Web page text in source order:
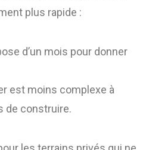
plus rapide :
d’un mois pour donner
est moins complexe à
de construire.